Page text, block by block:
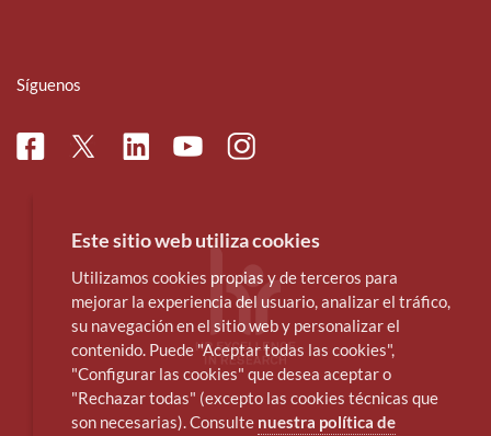
Síguenos
FacebookTwitterLinkedinYoutubeInstagram
Este sitio web utiliza cookies
Utilizamos cookies propias y de terceros para
mejorar la experiencia del usuario, analizar el tráfico,
su navegación en el sitio web y personalizar el
contenido. Puede "Aceptar todas las cookies",
"Configurar las cookies" que desea aceptar o
"Rechazar todas" (excepto las cookies técnicas que
son necesarias). Consulte nuestra política de